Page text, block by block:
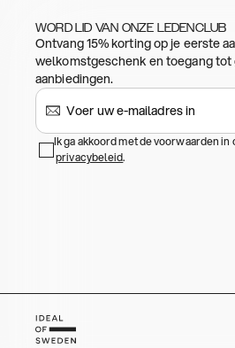
WORD LID VAN ONZE LEDENCLUB
Ontvang 15% korting op je eerste
welkomstgeschenk en toegang tot
aanbiedingen.
Ik ga akkoord met de voorwaarden
privacybeleid.